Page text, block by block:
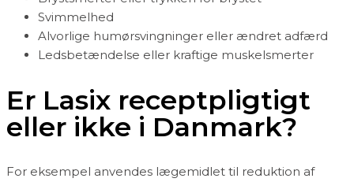
Svimmelhed
Alvorlige humørsvingninger eller ændret adfærd
Ledsbetændelse eller kraftige muskelsmerter
Er Lasix receptpligtigt
eller ikke i Danmark?
For eksempel anvendes lægemidlet til reduktion af